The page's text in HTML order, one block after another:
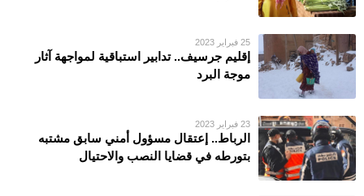
25 فبراير 2023
إقليم جرسيف.. تدابير استباقية لمواجهة آثار
موجة البرد
23 فبراير 2023
الرباط.. إعتقال مسؤول أمني سابق مشتبه
بتورطه في قضايا النصب والاحتيال